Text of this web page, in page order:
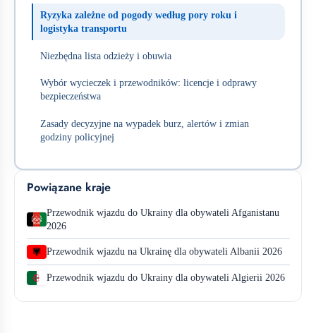
Ryzyka zależne od pogody według pory roku i
logistyka transportu
Niezbędna lista odzieży i obuwia
Wybór wycieczek i przewodników: licencje i odprawy
bezpieczeństwa
Zasady decyzyjne na wypadek burz, alertów i zmian
godziny policyjnej
Powiązane kraje
Przewodnik wjazdu do Ukrainy dla obywateli Afganistanu
2026
Przewodnik wjazdu na Ukrainę dla obywateli Albanii 2026
Przewodnik wjazdu do Ukrainy dla obywateli Algierii 2026